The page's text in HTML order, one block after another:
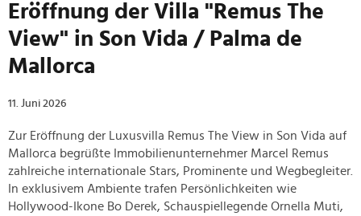
Hauptnavigation
Eröffnung der Villa "Remus The
View" in Son Vida / Palma de
Mallorca
11. Juni 2026
Zur Eröffnung der Luxusvilla Remus The View in Son Vida auf
Mallorca begrüßte Immobilienunternehmer Marcel Remus
zahlreiche internationale Stars, Prominente und Wegbegleiter.
In exklusivem Ambiente trafen Persönlichkeiten wie
Hollywood-Ikone Bo Derek, Schauspiellegende Ornella Muti,